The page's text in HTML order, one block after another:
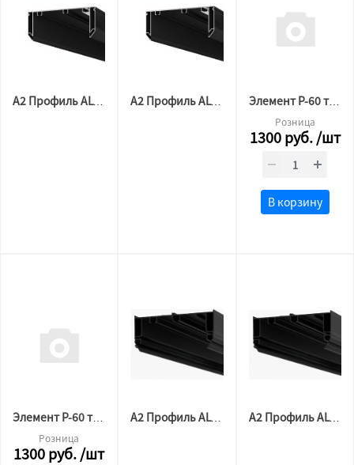
А2 Профиль ALTEZA P-60 Гардина МАТОВЫЙ ЧЕРНЫЙ(3,2м) А2 Профиль ALTEZA P-60 Гардина МАТОВЫЙ ЧЕРНЫЙ (2м) Элемент Р-60 торцевой АЛ ЧЕРНЫЙ комплект ( 2/2 шт)
Розница
1300руб./шт
В корзину
Элемент Р-60 торцевой АЛ белый комплект ( 2/2 шт)
Розница
1300руб./шт
А2 Профиль ALTEZA P-50 Гардина МАТОВЫЙ ЧЕРНЫЙ (3,2м) А2 Профиль ALTEZA P-50 Гардина МАТОВЫЙ ЧЕРНЫЙ(2м)